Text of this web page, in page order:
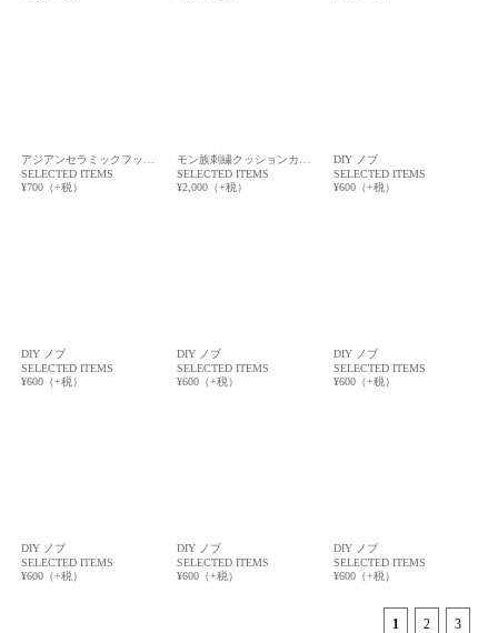
アジアンセラミックフッ…
SELECTED ITEMS
¥700（+税）
モン族刺繍クッションカ…
SELECTED ITEMS
¥2,000（+税）
DIY ノブ
SELECTED ITEMS
¥600（+税）
DIY ノブ
SELECTED ITEMS
¥600（+税）
DIY ノブ
SELECTED ITEMS
¥600（+税）
DIY ノブ
SELECTED ITEMS
¥600（+税）
DIY ノブ
SELECTED ITEMS
¥600（+税）
DIY ノブ
SELECTED ITEMS
¥600（+税）
DIY ノブ
SELECTED ITEMS
¥600（+税）
1 2 3